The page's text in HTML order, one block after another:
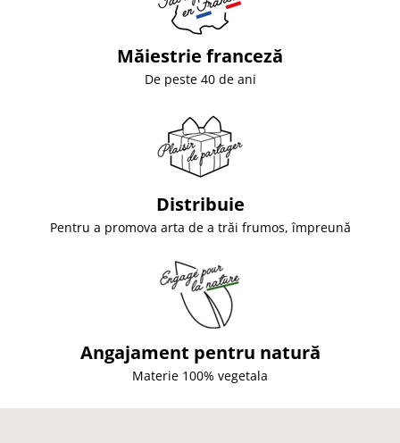
Măiestrie franceză
De peste 40 de ani
Distribuie
Pentru a promova arta de a trăi frumos, împreună
Angajament pentru natură
Materie 100% vegetala